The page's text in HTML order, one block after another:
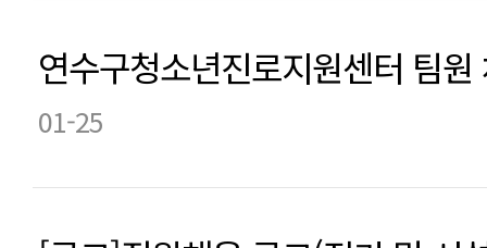
연수구청소년진로지원센터 팀
01-25